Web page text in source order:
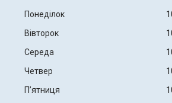
Понеділок
Вівторок
Середа
Четвер
Пʼятниця